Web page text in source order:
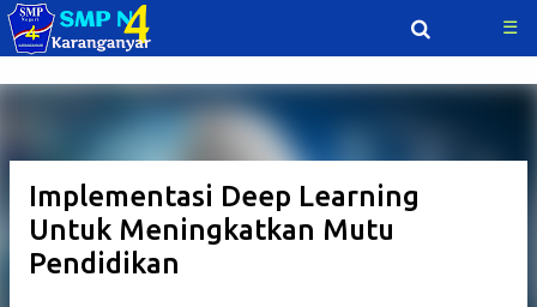
☰
Implementasi Deep Learning
Untuk Meningkatkan Mutu
Pendidikan